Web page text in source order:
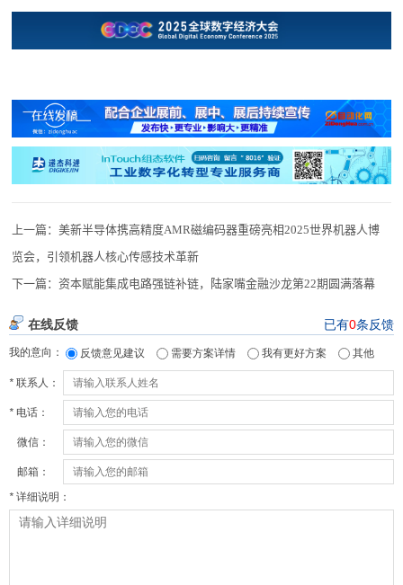
上一篇：​​美新半导体携高精度AMR磁编码器重磅亮相2025世界机器人博
览会，引领机器人核心传感技术革新​
下一篇：资本赋能集成电路强链补链，陆家嘴金融沙龙第22期圆满落幕